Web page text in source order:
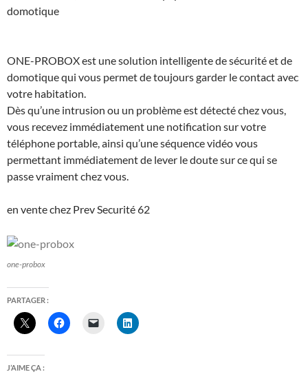
domotique
ONE-PROBOX est une solution intelligente de sécurité et de
domotique qui vous permet de toujours garder le contact avec
votre habitation.
Dès qu’une intrusion ou un problème est détecté chez vous,
vous recevez immédiatement une notification sur votre
téléphone portable, ainsi qu’une séquence vidéo vous
permettant immédiatement de lever le doute sur ce qui se
passe vraiment chez vous.
en vente chez Prev Securité 62
one-probox
PARTAGER :
J’AIME ÇA :